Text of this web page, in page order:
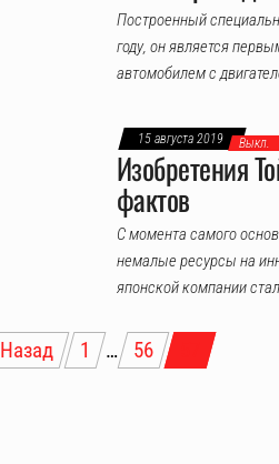
Построенный
году, он является
автомобилем с
15 августа 2019 Выкл.
Изобретения
фактов
С момента самого
немалые ресурсы на
японской компании
Назад 1 … 56